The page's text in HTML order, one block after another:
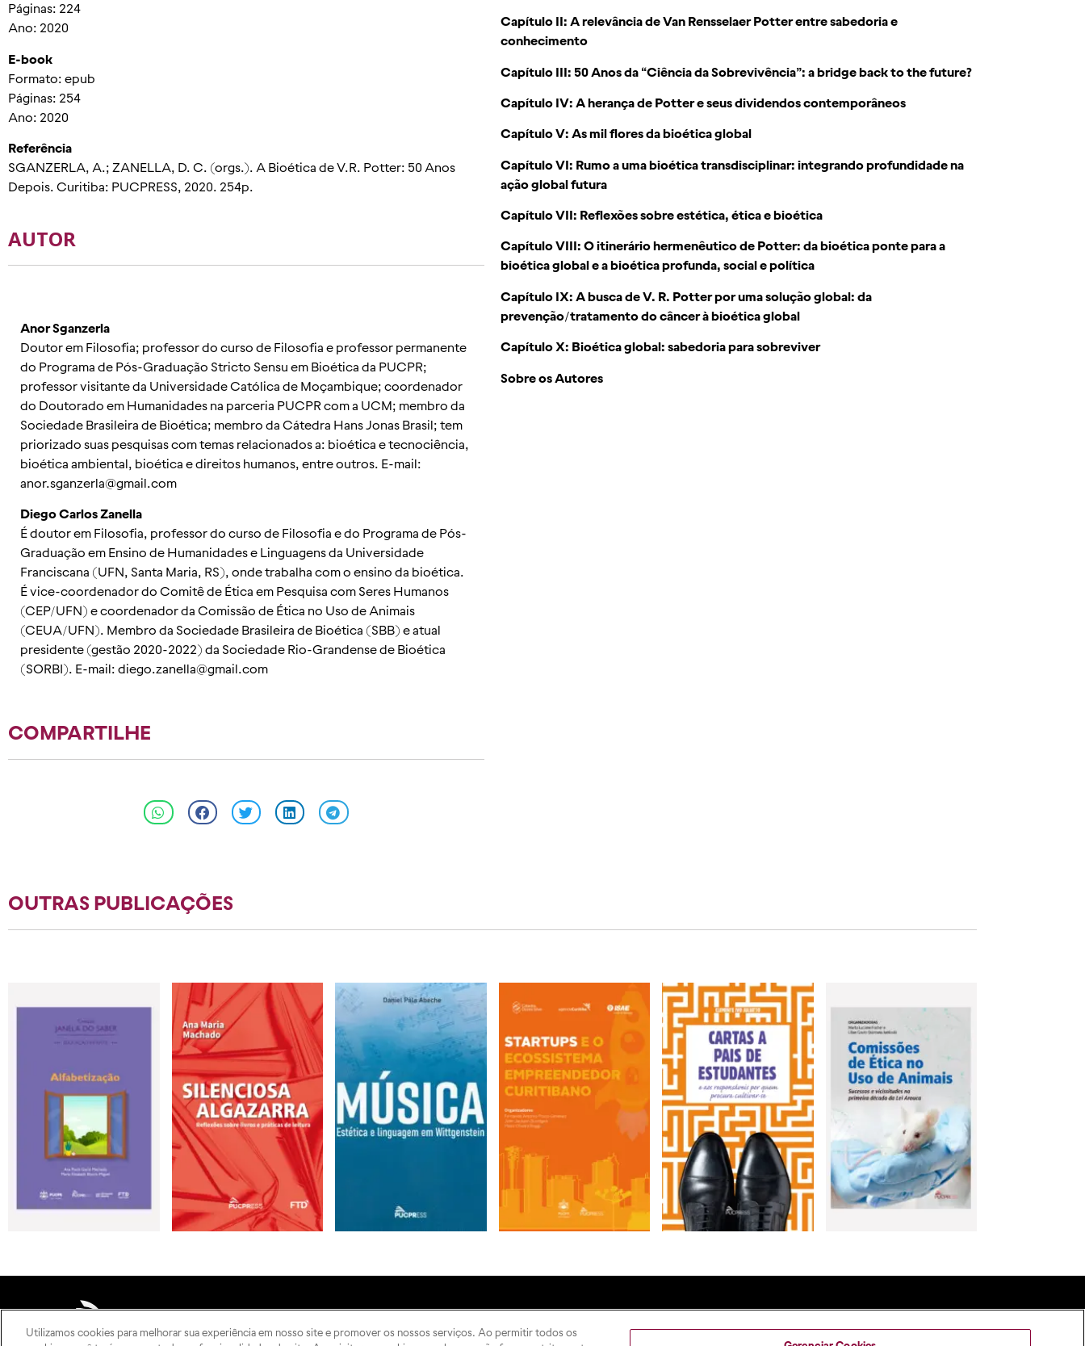
Páginas: 224
Ano: 2020
E-book
Formato: epub
Páginas: 254
Ano: 2020
Referência
SGANZERLA, A.; ZANELLA, D. C. (orgs.). A Bioética de V.R. Potter: 50 Anos
Depois. Curitiba: PUCPRESS, 2020. 254p.
AUTOR
Anor Sganzerla
Doutor em Filosofia; professor do curso de Filosofia e professor permanente
do Programa de Pós-Graduação Stricto Sensu em Bioética da PUCPR;
professor visitante da Universidade Católica de Moçambique; coordenador
do Doutorado em Humanidades na parceria PUCPR com a UCM; membro da
Sociedade Brasileira de Bioética; membro da Cátedra Hans Jonas Brasil; tem
priorizado suas pesquisas com temas relacionados a: bioética e tecnociência,
bioética ambiental, bioética e direitos humanos, entre outros. E-mail:
anor.sganzerla@gmail.com
Diego Carlos Zanella
É doutor em Filosofia, professor do curso de Filosofia e do Programa de Pós-
Graduação em Ensino de Humanidades e Linguagens da Universidade
Franciscana (UFN, Santa Maria, RS), onde trabalha com o ensino da bioética.
É vice-coordenador do Comitê de Ética em Pesquisa com Seres Humanos
(CEP/UFN) e coordenador da Comissão de Ética no Uso de Animais
(CEUA/UFN). Membro da Sociedade Brasileira de Bioética (SBB) e atual
presidente (gestão 2020-2022) da Sociedade Rio-Grandense de Bioética
(SORBI). E-mail: diego.zanella@gmail.com
COMPARTILHE
Capítulo II: A relevância de Van Rensselaer Potter entre sabedoria e
conhecimento
Capítulo III: 50 Anos da “Ciência da Sobrevivência”: a bridge back to the future?
Capítulo IV: A herança de Potter e seus dividendos contemporâneos
Capítulo V: As mil flores da bioética global
Capítulo VI: Rumo a uma bioética transdisciplinar: integrando profundidade na
ação global futura
Capítulo VII: Reflexões sobre estética, ética e bioética
Capítulo VIII: O itinerário hermenêutico de Potter: da bioética ponte para a
bioética global e a bioética profunda, social e política
Capítulo IX: A busca de V. R. Potter por uma solução global: da
prevenção/tratamento do câncer à bioética global
Capítulo X: Bioética global: sabedoria para sobreviver
Sobre os Autores
OUTRAS PUBLICAÇÕES
Como publicar
Utilizamos cookies para melhorar sua experiência em nosso site e promover os nossos serviços. Ao permitir todos os